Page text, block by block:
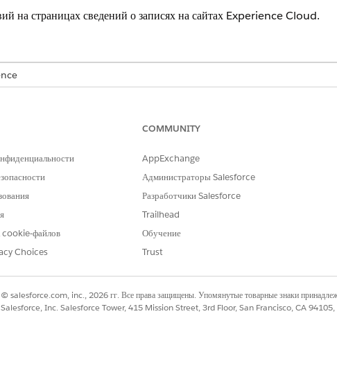
на страницах сведений о записях на сайтах Experience Cloud.
«Являться участником сайта» И
взаимодействий»
ИЛИ
«Являться участником сайта» И
конфигурации» И «Являться
введите«Цифровые взаимодействия», а потом выберите«Все сайты».
нужно редактировать.
cookie-файлов
Choices
COMMUNITY
AppExchange
Администраторы Salesforce
Разработчики Salesforce
Trailhead
Обучение
Trust
© salesforce.com, inc., 2026 гг. Все права защищены. Упомянутые товарные знаки
Salesforce, Inc. Salesforce Tower, 415 Mission Street, 3rd Floor, San Francisco, CA